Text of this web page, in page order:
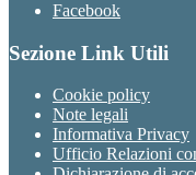
Facebook
Sezione Link Utili
Cookie policy
Note legali
Informativa Privacy
Ufficio Relazioni